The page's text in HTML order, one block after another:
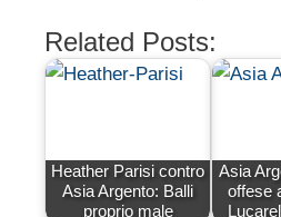
Related Posts:
Heather Parisi contro
Asia Argento: Balli
proprio male
Asia
offese